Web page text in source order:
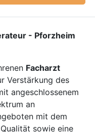
- Pforzheim
Facharzt
Verstärkung des
angeschlossenem
an
mit dem
sowie eine